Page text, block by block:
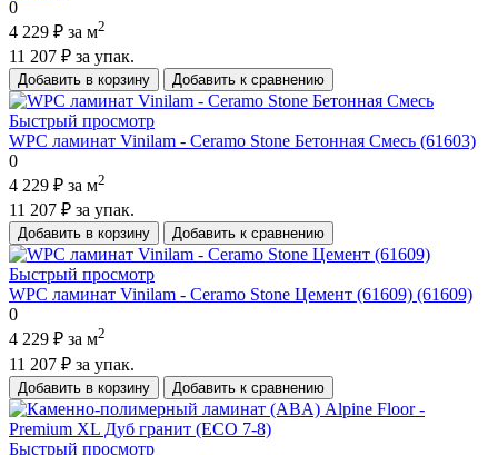
0
4 229 ₽ за м2
11 207 ₽ за упак.
Добавить в корзину Добавить к сравнению
Быстрый просмотр
WPC ламинат Vinilam - Ceramo Stone Бетонная Смесь (61603)
0
4 229 ₽ за м2
11 207 ₽ за упак.
Добавить в корзину Добавить к сравнению
Быстрый просмотр
WPC ламинат Vinilam - Ceramo Stone Цемент (61609) (61609)
0
4 229 ₽ за м2
11 207 ₽ за упак.
Добавить в корзину Добавить к сравнению
Быстрый просмотр